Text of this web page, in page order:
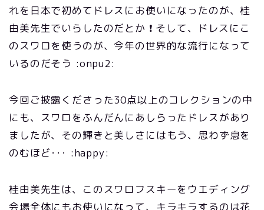
れを日本で初めてドレスにお使いになったのが、桂
由美先生でいらしたのだとか ❗ そして、ドレスにこ
のスワロを使うのが、今年の世界的な流行になって
いるのだそう :onpu2:
今回ご披露くださった30点以上のコレクションの中
にも、スワロをふんだんにあしらったドレスがあり
ましたが、その輝きと美しさにはもう、思わず息を
のむほど･･･ :happy:
桂由美先生は、このスワロフスキーをウエディング
会場全体にもお使いになって、キラキラするのは花